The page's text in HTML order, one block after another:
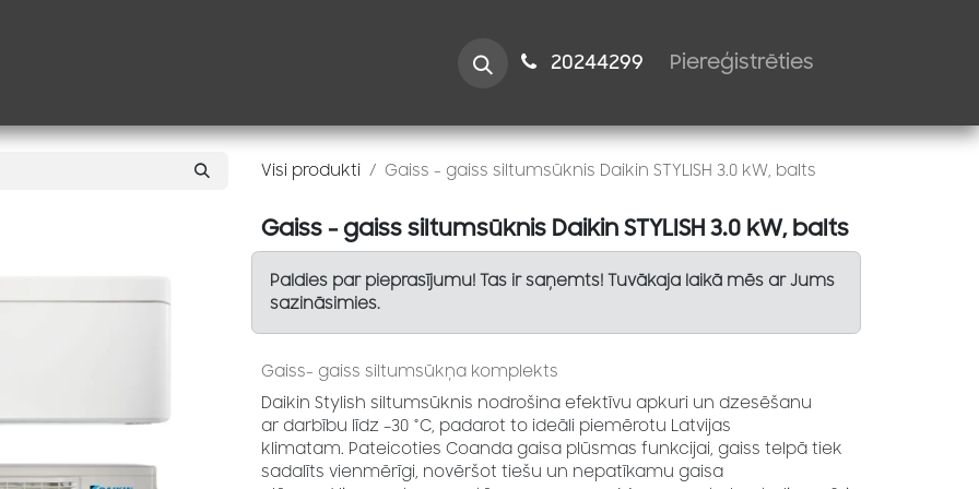
Speciālistiem 2024​​4299 Piereģistrēties
Visi produkti Gaiss - gaiss siltumsūknis Daikin STYLISH 3.0 kW, balts
Gaiss - gaiss siltumsūknis Daikin STYLISH 3.0 kW, balts
Paldies par pieprasījumu! Tas ir saņemts! Tuvākaja laikā mēs ar Jums
sazināsimies.
Gaiss- gaiss siltumsūkņa komplekts
Daikin Stylish siltumsūknis nodrošina efektīvu apkuri un dzesēšanu
ar darbību līdz –30 °C, padarot to ideāli piemērotu Latvijas
klimatam. Pateicoties Coanda gaisa plūsmas funkcijai, gaiss telpā tiek
sadalīts vienmērīgi, novēršot tiešu un nepatīkamu gaisa